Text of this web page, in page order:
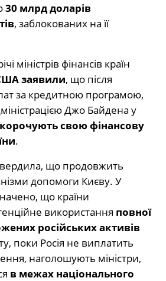
30 млрд доларів
, заблокованих на її
міністрів фінансів країн
заявили, що після
за кредитною програмою,
Джо Байдена у
свою фінансову
.
що продовжить
допомоги Києву. У
що країни
використання повної
російських активів
поки Росія не виплатить
наголошують міністри,
в межах національного